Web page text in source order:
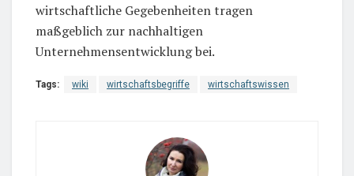
wirtschaftliche Gegebenheiten tragen
maßgeblich zur nachhaltigen
Unternehmensentwicklung bei.
Tags: wiki wirtschaftsbegriffe wirtschaftswissen